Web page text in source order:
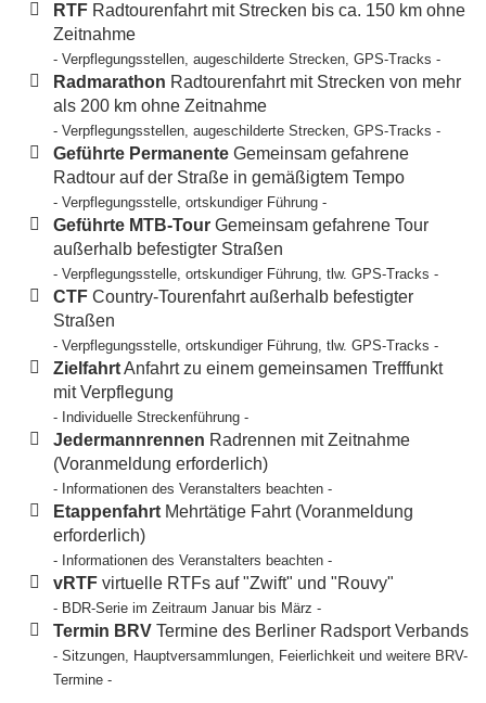
RTF Radtourenfahrt mit Strecken bis ca. 150 km ohne
Zeitnahme
- Verpflegungsstellen, augeschilderte Strecken, GPS-Tracks -
Radmarathon Radtourenfahrt mit Strecken von mehr
als 200 km ohne Zeitnahme
- Verpflegungsstellen, augeschilderte Strecken, GPS-Tracks -
Geführte Permanente Gemeinsam gefahrene
Radtour auf der Straße in gemäßigtem Tempo
- Verpflegungsstelle, ortskundiger Führung -
Geführte MTB-Tour Gemeinsam gefahrene Tour
außerhalb befestigter Straßen
- Verpflegungsstelle, ortskundiger Führung, tlw. GPS-Tracks -
CTF Country-Tourenfahrt außerhalb befestigter
Straßen
- Verpflegungsstelle, ortskundiger Führung, tlw. GPS-Tracks -
ZielfahrtAnfahrt zu einem gemeinsamen Trefffunkt
mit Verpflegung
- Individuelle Streckenführung -
Jedermannrennen Radrennen mit Zeitnahme
(Voranmeldung erforderlich)
- Informationen des Veranstalters beachten -
Etappenfahrt Mehrtätige Fahrt (Voranmeldung
erforderlich)
- Informationen des Veranstalters beachten -
vRTF virtuelle RTFs auf "Zwift" und "Rouvy"
- BDR-Serie im Zeitraum Januar bis März -
Termin BRV Termine des Berliner Radsport Verbands
- Sitzungen, Hauptversammlungen, Feierlichkeit und weitere BRV-
Termine -